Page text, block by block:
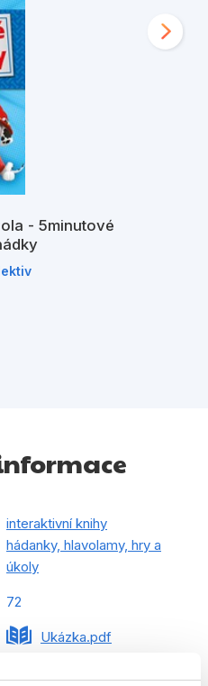
- 5minutové
interaktivní knihy
hádanky, hlavolamy, hry a
úkoly
72
Ukázka.pdf